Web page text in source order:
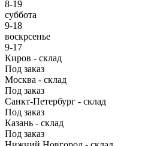
8-19
суббота
9-18
воскрсенье
9-17
Киров - склад
Под заказ
Москва - склад
Под заказ
Санкт-Петербург - склад
Под заказ
Казань - склад
Под заказ